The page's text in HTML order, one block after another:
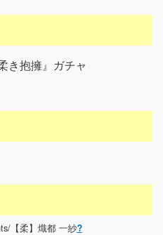
き抱擁』ガチャ
【柔】熾都 一紗?